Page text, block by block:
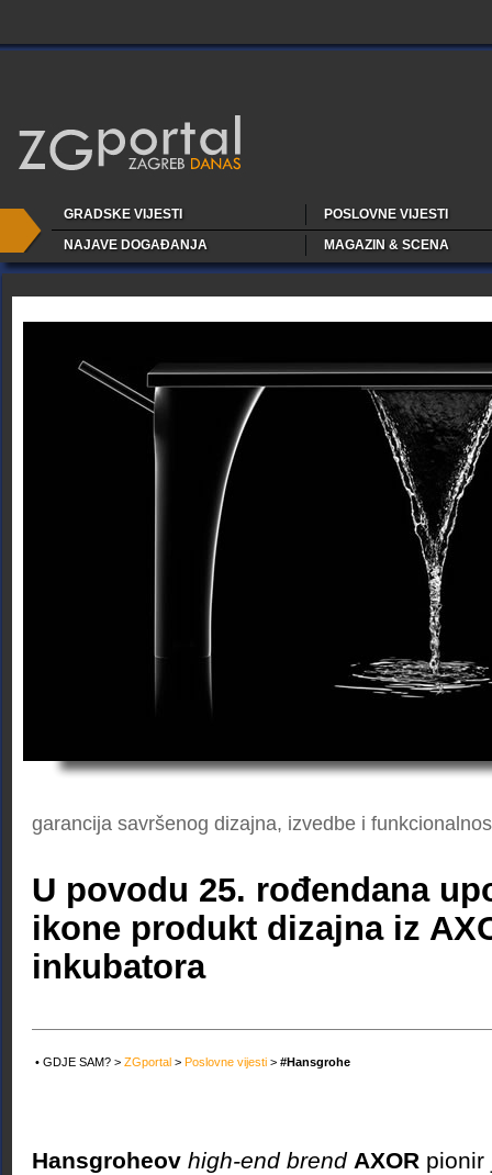
GRADSKE VIJESTI
POSLOVNE VIJESTI
NAJAVE DOGAĐANJA
MAGAZIN & SCENA
garancija savršenog dizajna, izvedbe i
U povodu 25. rođendana
ikone produkt dizajna iz
inkubatora
• GDJE SAM? > ZGportal > Poslovne vijesti > #Hansgrohe
Hansgroheov high-end brend AXOR pionir